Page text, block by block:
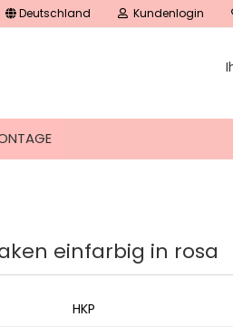
Deutschland Kundenlogin
einfarbig in rosa
HKP